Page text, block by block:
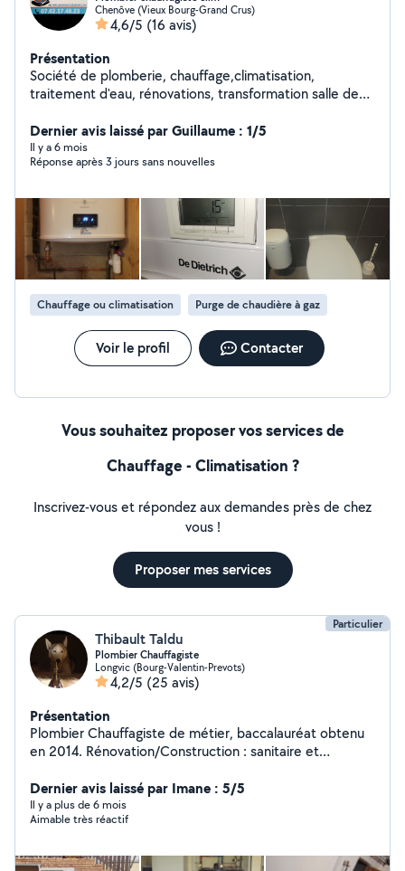
Chenôve (Vieux Bourg-Grand Crus)
4,6/5 (16 avis)
Présentation
Société de plomberie, chauffage,climatisation,
traitement d'eau, rénovations, transformation salle de
Dernier avis laissé par Guillaume : 1/5
Il y a 6 mois
Réponse après 3 jours sans nouvelles
Chauffage ou climatisation Purge de chaudière à gaz
Voir le profil Contacter
Vous souhaitez proposer vos services de
Chauffage - Climatisation ?
Inscrivez-vous et répondez aux demandes près de chez
vous !
Proposer mes services
Particulier
Thibault Taldu
Plombier Chauffagiste
Longvic (Bourg-Valentin-Prevots)
4,2/5 (25 avis)
Présentation
Plombier Chauffagiste de métier, baccalauréat obtenu
en 2014. Rénovation/Construction : sanitaire et
salle de bain. Disposant d'un chalumeaux Pompe à
chaleur et Climatisation
Dernier avis laissé par Imane : 5/5
Il y a plus de 6 mois
Aimable très réactif